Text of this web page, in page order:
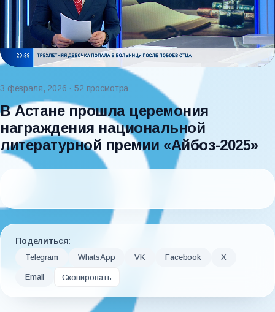
3 февраля, 2026 · 52 просмотра
В Астане прошла церемония
награждения национальной
литературной премии «Айбоз-2025»
Поделиться:
Telegram WhatsApp VK Facebook X
Email Скопировать